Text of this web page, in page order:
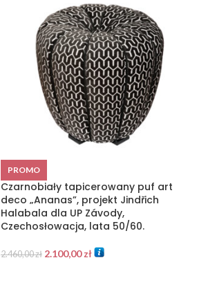
PROMO
Czarnobiały tapicerowany puf art
deco „Ananas”, projekt Jindřich
Halabala dla UP Závody,
Czechosłowacja, lata 50/60.
2.460,00zł 2.100,00zł